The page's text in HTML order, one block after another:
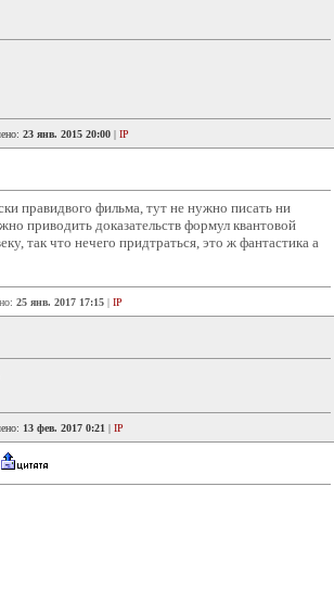
23 янв. 2015 20:00 | IP
правидвого фильма, тут не нужно писать ни
приводить доказательств формул квантовой
так что нечего придтраться, это ж фантастика а
25 янв. 2017 17:15 | IP
13 фев. 2017 0:21 | IP